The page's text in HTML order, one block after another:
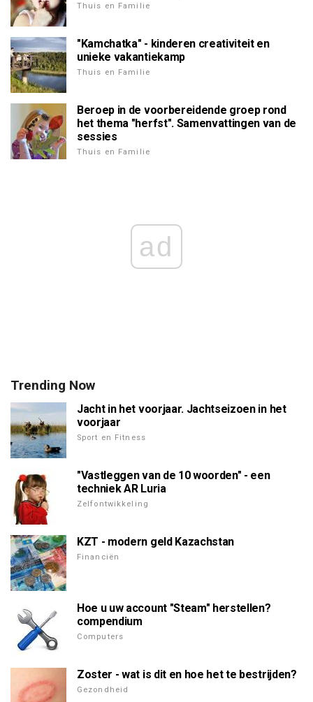
Thuis en Familie
"Kamchatka" - kinderen creativiteit en
unieke vakantiekamp
Thuis en Familie
Beroep in de voorbereidende groep rond
het thema "herfst". Samenvattingen van de
sessies
Thuis en Familie
ad
Trending Now
Jacht in het voorjaar. Jachtseizoen in het
voorjaar
Sport en Fitness
"Vastleggen van de 10 woorden" - een
techniek AR Luria
Zelfontwikkeling
KZT - modern geld Kazachstan
Financiën
Hoe u uw account "Steam" herstellen?
compendium
Computers
Zoster - wat is dit en hoe het te bestrijden?
Gezondheid